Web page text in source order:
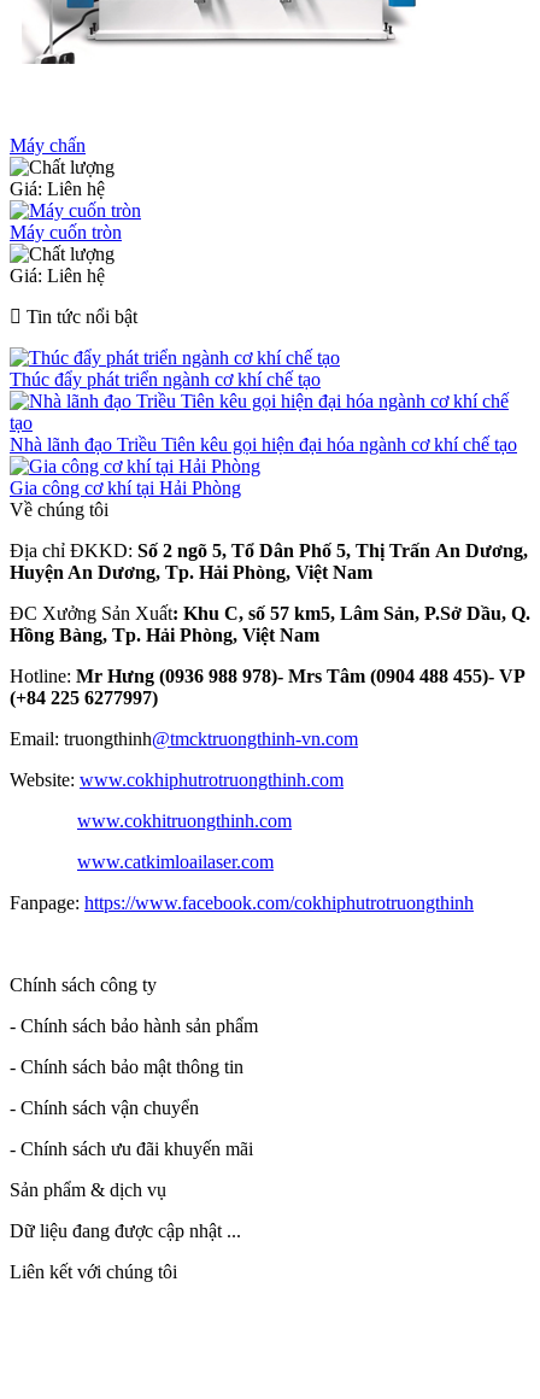
Máy chấn
Giá: Liên hệ
Máy cuốn tròn
Giá: Liên hệ
Tin tức nổi bật
Thúc đẩy phát triển ngành cơ khí chế tạo
Nhà lãnh đạo Triều Tiên kêu gọi hiện đại hóa ngành cơ khí chế tạo
Gia công cơ khí tại Hải Phòng
Về chúng tôi
Địa chỉ ĐKKD: Số 2 ngõ 5, Tổ Dân Phố 5, Thị Trấn An Dương,
Huyện An Dương, Tp. Hải Phòng, Việt Nam
ĐC Xưởng Sản Xuất: Khu C, số 57 km5, Lâm Sản, P.Sở Dầu, Q.
Hồng Bàng, Tp. Hải Phòng, Việt Nam
Hotline: Mr Hưng (0936 988 978)- Mrs Tâm (0904 488 455)- VP
(+84 225 6277997)
Email: truongthinh@tmcktruongthinh-vn.com
Website: www.cokhiphutrotruongthinh.com
www.cokhitruongthinh.com
www.catkimloailaser.com
Fanpage: https://www.facebook.com/cokhiphutrotruongthinh
Chính sách công ty
- Chính sách bảo hành sản phẩm
- Chính sách bảo mật thông tin
- Chính sách vận chuyển
- Chính sách ưu đãi khuyến mãi
Sản phẩm & dịch vụ
Dữ liệu đang được cập nhật ...
Liên kết với chúng tôi